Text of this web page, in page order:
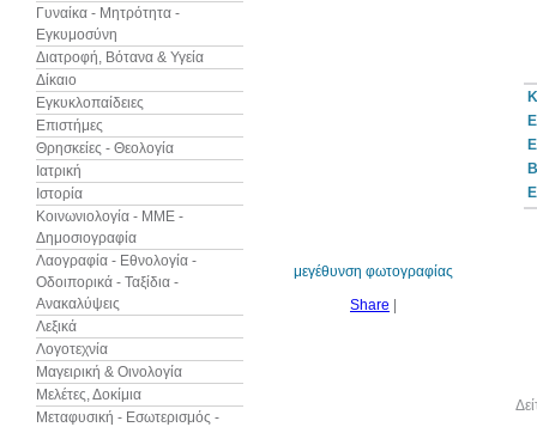
Γυναίκα - Μητρότητα -
Εγκυμοσύνη
Διατροφή, Βότανα & Υγεία
Δίκαιο
Εγκυκλοπαίδειες
Επιστήμες
Θρησκείες - Θεολογία
Ιατρική
Ιστορία
Κοινωνιολογία - ΜΜΕ -
Δημοσιογραφία
Λαογραφία - Εθνολογία -
Οδοιπορικά - Ταξίδια -
Ανακαλύψεις
Λεξικά
Λογοτεχνία
Μαγειρική & Οινολογία
Μελέτες, Δοκίμια
Μεταφυσική - Εσωτερισμός -
μεγέθυνση φωτογραφίας
Share